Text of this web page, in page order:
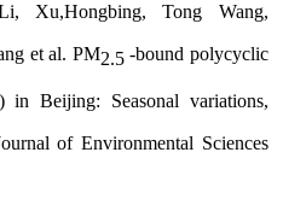
Xu,Hongbing, Tong Wang,
et al. PM2.5 -bound polycyclic
in Beijing: Seasonal variations,
of Environmental Sciences